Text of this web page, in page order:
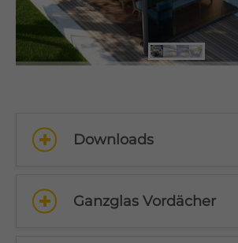
Downloads
Ganzglas Vordächer